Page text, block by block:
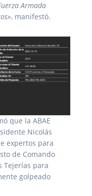
Armada
, manifestó.
que la ABAE
Nicolás
expertos para
de Comando
Tejerías para
golpeado